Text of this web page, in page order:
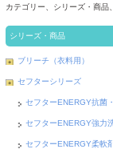
カテゴリー、シリーズ・商品
シリーズ・商品
ブリーチ（衣料用）
セフターシリーズ
セフターENERGY抗菌
セフターENERGY強力
セフターENERGY柔軟